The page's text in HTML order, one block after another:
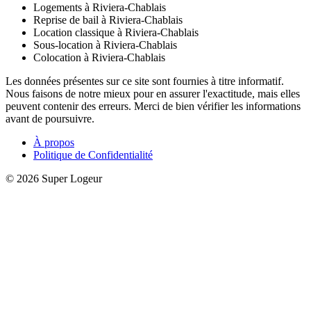
Logements à Riviera-Chablais
Reprise de bail à Riviera-Chablais
Location classique à Riviera-Chablais
Sous-location à Riviera-Chablais
Colocation à Riviera-Chablais
Les données présentes sur ce site sont fournies à titre informatif.
Nous faisons de notre mieux pour en assurer l'exactitude, mais elles
peuvent contenir des erreurs. Merci de bien vérifier les informations
avant de poursuivre.
À propos
Politique de Confidentialité
© 2026 Super Logeur